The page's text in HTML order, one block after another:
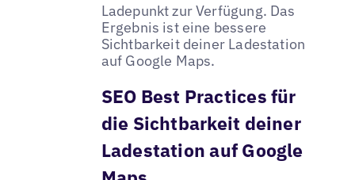
Ladepunkt zur Verfügung. Das
Ergebnis ist eine bessere
Sichtbarkeit deiner Ladestation
auf Google Maps.
SEO Best Practices für
die Sichtbarkeit deiner
Ladestation auf Google